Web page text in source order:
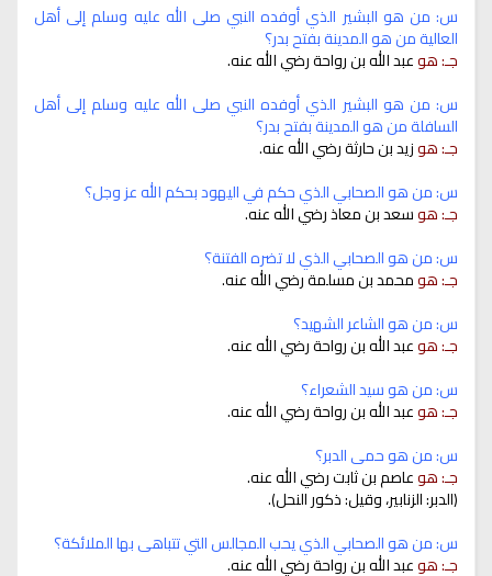
س: من هو البشير الذي أوفده النبي صلى الله عليه وسلم إلى أهل
العالية من هو المدينة بفتح بدر؟
جـ: هوعبد الله بن رواحة رضي الله عنه.
س: من هو البشير الذي أوفده النبي صلى الله عليه وسلم إلى أهل
السافلة من هو المدينة بفتح بدر؟
جـ: هوزيد بن حارثة رضي الله عنه.
س: من هو الصحابي الذي حكم في اليهود بحكم الله عز وجل؟
جـ: هوسعد بن معاذ رضي الله عنه.
س: من هو الصحابي الذي لا تضره الفتنة؟
جـ: هومحمد بن مسلمة رضي الله عنه.
س: من هو الشاعر الشهيد؟
جـ: هوعبد الله بن رواحة رضي الله عنه.
س: من هو سيد الشعراء؟
جـ: هوعبد الله بن رواحة رضي الله عنه.
س: من هو حمى الدبر؟
جـ: هوعاصم بن ثابت رضي الله عنه.
(الدبر: الزنابير، وقيل: ذكور النحل).
س: من هو الصحابي الذي يحب المجالس التي تتباهى بها الملائكة؟
جـ: هوعبد الله بن رواحة رضي الله عنه.